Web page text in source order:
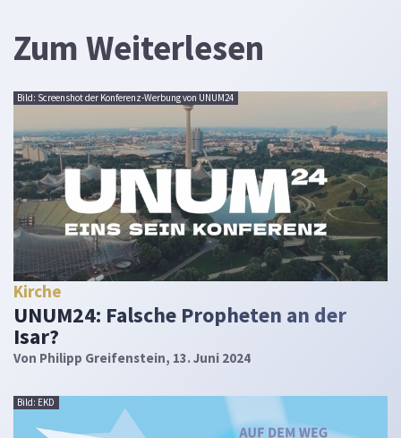
Zum Weiterlesen
Bild: Screenshot der Konferenz-Werbung von UNUM24
Kirche
UNUM24: Falsche Propheten an der
Isar?
Von Philipp Greifenstein, 13. Juni 2024
Bild: EKD